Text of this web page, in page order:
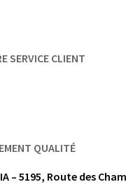
SERVICE CLIENT
QUALITÉ
– 5195, Route des